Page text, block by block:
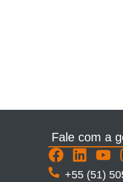
Fale com a
+55 (51)